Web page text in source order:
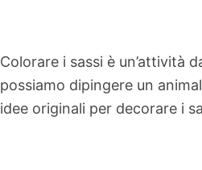
Colorare i sassi è un’attività
possiamo dipingere un
idee originali per decorare i